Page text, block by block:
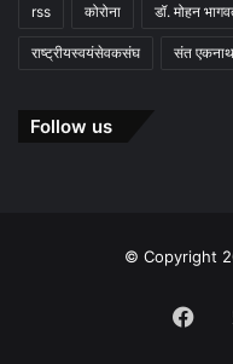
rss कोरोना डॉ. मोहन
राष्ट्रीयस्वयंसेवकसंघ संत एकनाथ
Follow us
© Copyright